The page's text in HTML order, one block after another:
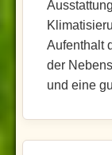
Aufenthalt
der
und eine